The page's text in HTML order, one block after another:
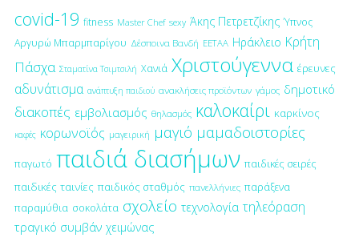
covid-19 fitness Master Chef sexy Άκης Πετρετζίκης Ύπνος
Αργυρώ Μπαρμπαρίγου Δέσποινα Βανδή ΕΕΤΑΑ Ηράκλειο Κρήτη
Πάσχα Σταματίνα Τσιμτσιλή Χανιά Χριστούγεννα έρευνες
αδυνάτισμα ανάπτυξη παιδιού ανακλήσεις προϊόντων γάμος δημοτικό
διακοπές εμβολιασμός θηλασμός καλοκαίρι καρκίνος
καφές κορωνοϊός μαγειρική μαγιό μαμαδοιστορίες
παγωτό παιδιά διασήμων παιδικές σειρές
παιδικές ταινίες παιδικός σταθμός πανελλήνιες παράξενα
παραμύθια σοκολάτα σχολείο τεχνολογία τηλεόραση
τραγικό συμβάν χειμώνας